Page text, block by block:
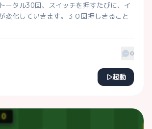
ータル30回、スイッチを押すたびに、イ
変化していきます。３０回押しきること
0
起動